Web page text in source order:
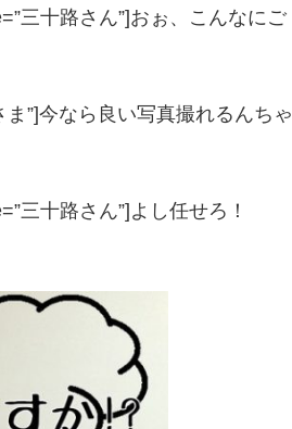
三十路さん”]おぉ、こんなにご
ま”]今なら良い写真撮れるんちゃ
三十路さん”]よし任せろ！